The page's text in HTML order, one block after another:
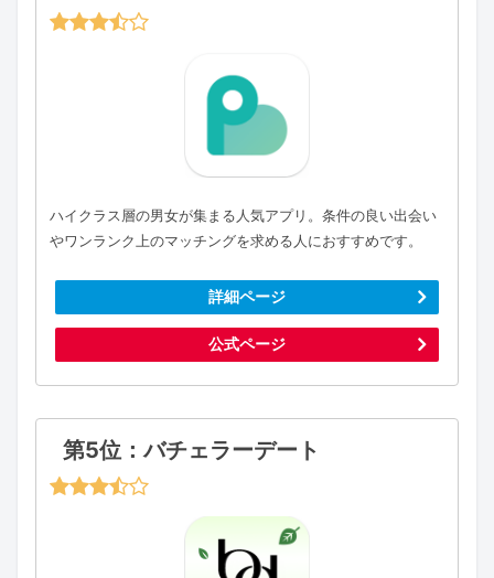
ハイクラス層の男女が集まる人気アプリ。条件の良い出会い
やワンランク上のマッチングを求める人におすすめです。
詳細ページ
公式ページ
第5位：バチェラーデート